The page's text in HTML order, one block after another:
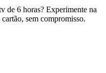
de 6 horas? Experimente na
sem compromisso.